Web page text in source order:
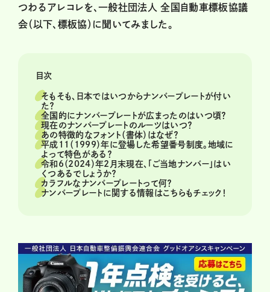
つわるアレコレを、一般社団法人 全国自動車標板協議
会（以下、標板協）に聞いてみました。
目次
そもそも、日本ではいつからナンバープレートが付い
た？
全国的にナンバープレートが広まったのはいつ頃？
現在のナンバープレートのルーツはいつ？
あの特徴的なフォント（書体）はなぜ？
平成11（1999）年に登場した希望番号制度。地域に
よって特色がある？
令和6（2024）年2月末現在、「ご当地ナンバー」はい
くつあるでしょうか？
カラフルなナンバープレートって何？
ナンバープレートに関する情報はこちらもチェック！